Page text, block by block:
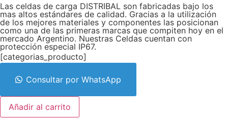
Las celdas de carga DISTRIBAL son fabricadas bajo los
mas altos estándares de calidad. Gracias a la utilización
de los mejores materiales y componentes las posicionan
como una de las primeras marcas que compiten hoy en el
mercado Argentino. Nuestras Celdas cuentan con
protección especial IP67.
[categorias_producto]
Consultar por WhatsApp
Añadir al carrito